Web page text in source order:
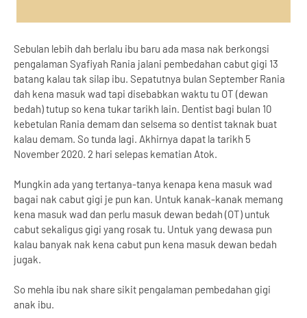
Sebulan lebih dah berlalu ibu baru ada masa nak berkongsi
pengalaman Syafiyah Rania jalani pembedahan cabut gigi 13
batang kalau tak silap ibu. Sepatutnya bulan September Rania
dah kena masuk wad tapi disebabkan waktu tu OT (dewan
bedah) tutup so kena tukar tarikh lain. Dentist bagi bulan 10
kebetulan Rania demam dan selsema so dentist taknak buat
kalau demam. So tunda lagi. Akhirnya dapat la tarikh 5
November 2020. 2 hari selepas kematian Atok.
Mungkin ada yang tertanya-tanya kenapa kena masuk wad
bagai nak cabut gigi je pun kan. Untuk kanak-kanak memang
kena masuk wad dan perlu masuk dewan bedah (OT) untuk
cabut sekaligus gigi yang rosak tu. Untuk yang dewasa pun
kalau banyak nak kena cabut pun kena masuk dewan bedah
jugak.
So mehla ibu nak share sikit pengalaman pembedahan gigi
anak ibu.